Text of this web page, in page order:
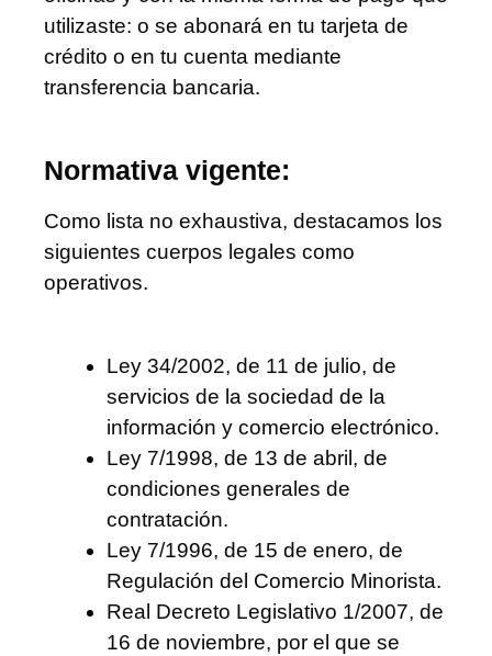
utilizaste: o se abonará en tu tarjeta de
crédito o en tu cuenta mediante
transferencia bancaria.
Normativa vigente:
Como lista no exhaustiva, destacamos los
siguientes cuerpos legales como
operativos.
Ley 34/2002, de 11 de julio, de
servicios de la sociedad de la
información y comercio electrónico.
Ley 7/1998, de 13 de abril, de
condiciones generales de
contratación.
Ley 7/1996, de 15 de enero, de
Regulación del Comercio Minorista.
Real Decreto Legislativo 1/2007, de
16 de noviembre, por el que se